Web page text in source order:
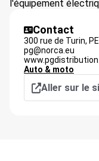
l'équipement
Contact
300 rue de Turin,
pg@norca.eu
Auto & moto
Aller sur le